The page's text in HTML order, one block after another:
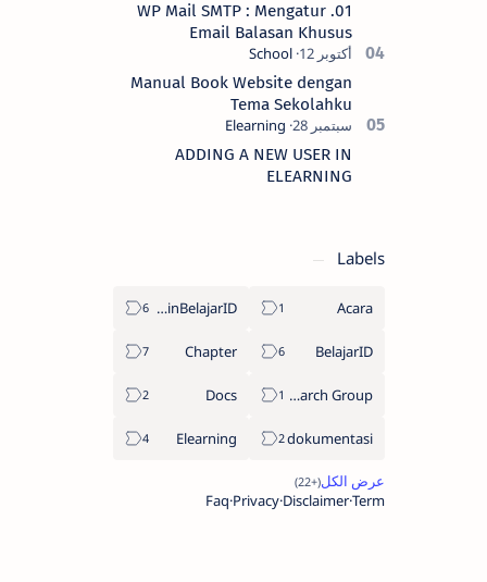
01. WP Mail SMTP : Mengatur
Email Balasan Khusus
Manual Book Website dengan
Tema Sekolahku
ADDING A NEW USER IN
ELEARNING
Labels
Acara
AdminBelajarID
BelajarID
Chapter
DMF Research Group
Docs
dokumentasi
Elearning
Term
Disclaimer
Privacy
Faq